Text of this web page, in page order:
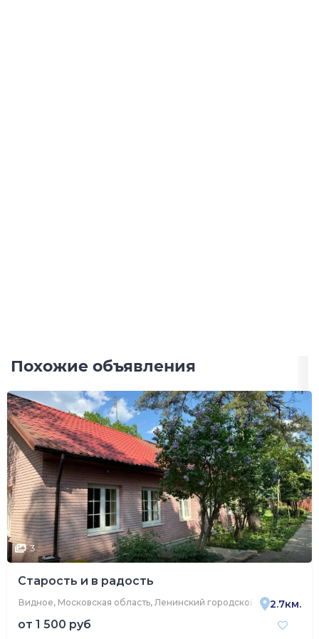
Похожие объявления
3
Старость и в радость
Видное, Московская область, Ленинский городской округ,2.7км.
от 1 500 руб